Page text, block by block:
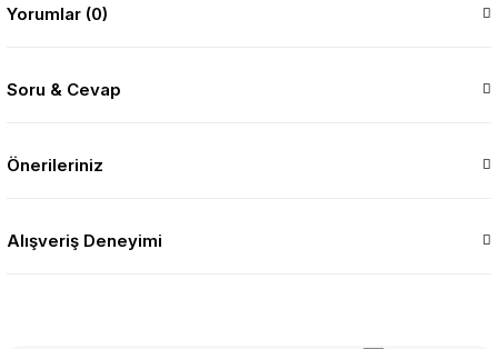
Yorumlar (0)
Soru & Cevap
Önerileriniz
Alışveriş Deneyimi